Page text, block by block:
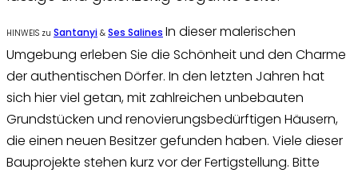
HINWEIS zu Santanyi & Ses Salines In dieser malerischen
Umgebung erleben Sie die Schönheit und den Charme
der authentischen Dörfer. In den letzten Jahren hat
sich hier viel getan, mit zahlreichen unbebauten
Grundstücken und renovierungsbedürftigen Häusern,
die einen neuen Besitzer gefunden haben. Viele dieser
Bauprojekte stehen kurz vor der Fertigstellung. Bitte